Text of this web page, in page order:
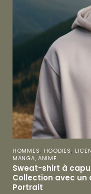
HOMMES, HOODIES,
MANGA, ANIME
Sweat-shirt à
Collection avec un
Portrait